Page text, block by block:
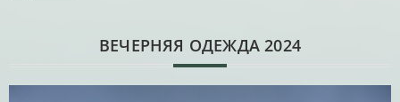
ВЕЧЕРНЯЯ ОДЕЖДА 2024